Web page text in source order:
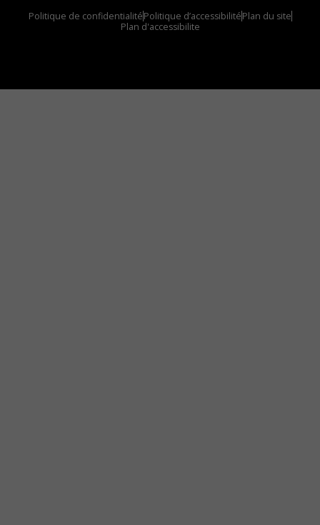
Politique de confidentialitéPolitique d’accessibilitéPlan du site
Plan d'accessibilite